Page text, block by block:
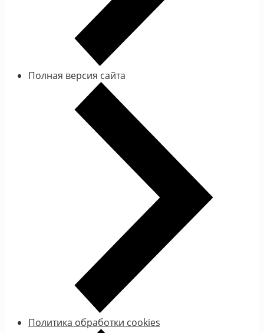
Полная версия сайта
Политика обработки cookies